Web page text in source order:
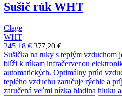
Sušič rúk WHT
Clage
WHT
245,18 € 377,20 €
Sušička na ruky s teplým vzduchom
blíži k rúkam infračervenou
automatických. Optimálny prúd
teplého vzduchu zaručuje rýchle a
zaručená veľmi nízka hladina hluku